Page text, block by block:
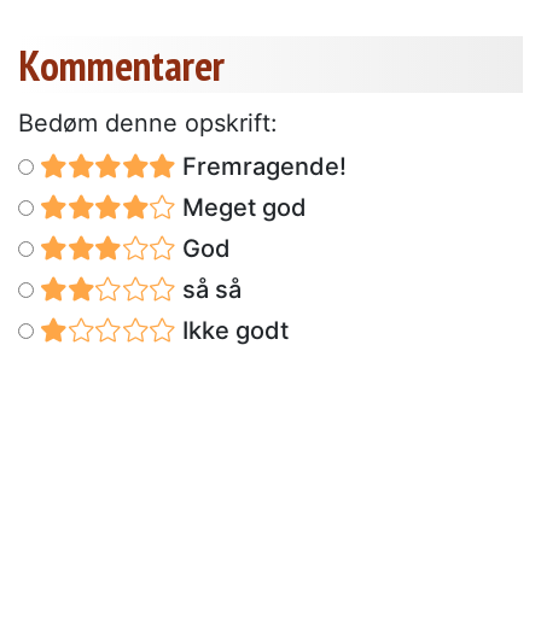
Kommentarer
Bedøm denne opskrift:
Fremragende!
Meget god
God
så så
Ikke godt